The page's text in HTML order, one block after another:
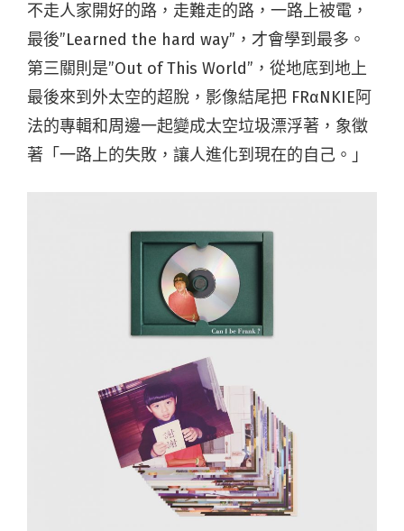
不走人家開好的路，走難走的路，一路上被電，
最後”Learned the hard way”，才會學到最多。
第三關則是”Out of This World”，從地底到地上
最後來到外太空的超脫，影像結尾把 FRαNKIE阿
法的專輯和周邊一起變成太空垃圾漂浮著，象徵
著「一路上的失敗，讓人進化到現在的自己。」